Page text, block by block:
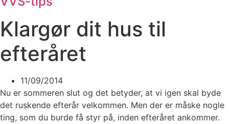
Klargør dit hus til
efteråret
11/09/2014
Nu er sommeren slut og det betyder, at vi igen skal byde
det ruskende efterår velkommen. Men der er måske nogle
ting, som du burde få styr på, inden efteråret ankommer.